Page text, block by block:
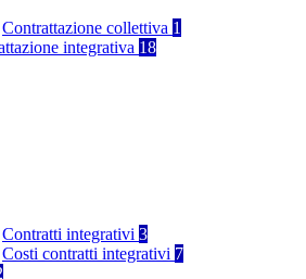
Contrattazione collettiva 1
integrativa 18
Contratti integrativi 3
Costi contratti integrativi 7